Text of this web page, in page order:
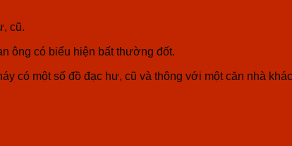
cũ.
ông có biểu hiện bất thường đốt.
có một số đồ đạc hư, cũ và thông với một căn nhà